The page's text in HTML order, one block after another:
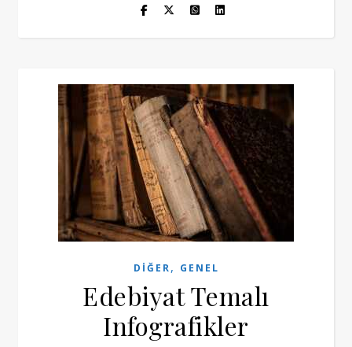
DIĞER, GENEL
Edebiyat Temalı
Infografikler